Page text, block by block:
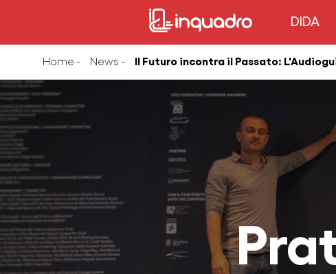
DIDA
Home - News - Il Futuro incontra il Passato: